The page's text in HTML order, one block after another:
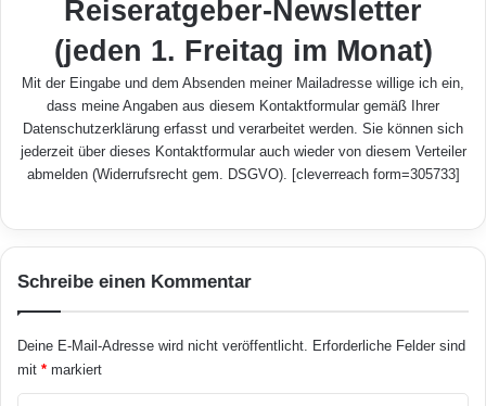
Reiseratgeber-Newsletter
(jeden 1. Freitag im Monat)
Mit der Eingabe und dem Absenden meiner Mailadresse willige ich ein,
dass meine Angaben aus diesem Kontaktformular gemäß Ihrer
Datenschutzerklärung erfasst und verarbeitet werden. Sie können sich
jederzeit über dieses Kontaktformular auch wieder von diesem Verteiler
abmelden (Widerrufsrecht gem. DSGVO). [cleverreach form=305733]
Schreibe einen Kommentar
Deine E-Mail-Adresse wird nicht veröffentlicht. Erforderliche Felder sind
mit * markiert